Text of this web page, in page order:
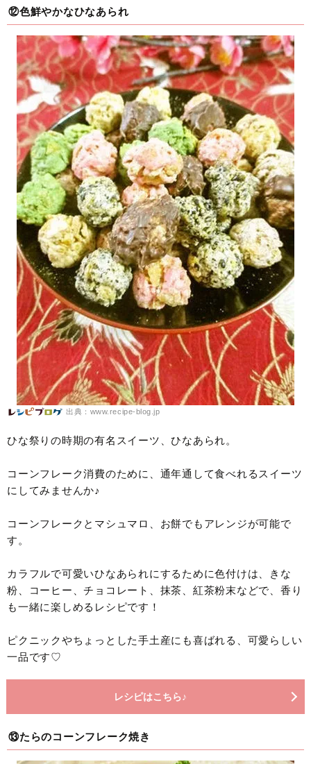
⑫色鮮やかなひなあられ
出典：www.recipe-blog.jp
ひな祭りの時期の有名スイーツ、ひなあられ。
コーンフレーク消費のために、通年通して食べれるスイーツ
にしてみませんか♪
コーンフレークとマシュマロ、お餅でもアレンジが可能で
す。
カラフルで可愛いひなあられにするために色付けは、きな
粉、コーヒー、チョコレート、抹茶、紅茶粉末などで、香り
も一緒に楽しめるレシピです！
ピクニックやちょっとした手土産にも喜ばれる、可愛らしい
一品です♡
レシピはこちら♪
⑬たらのコーンフレーク焼き